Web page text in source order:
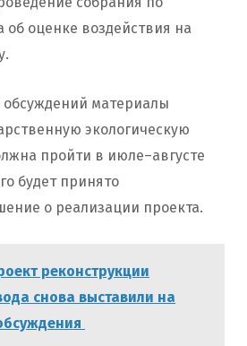
об оценке воздействия на
материалы
экологическую
пройти в июле–августе
будет принято
о реализации проекта.
реконструкции
снова выставили на